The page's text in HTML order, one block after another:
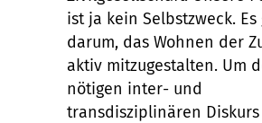
ist ja kein Selbstzweck.
darum, das Wohnen der
aktiv mitzugestalten. Um
nötigen inter- und
transdisziplinären Diskurs